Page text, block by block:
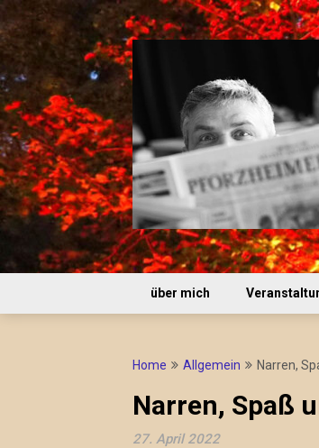
to
content
über mich
Home Allgemein Narren,
Narren, Spaß
27. April 2022